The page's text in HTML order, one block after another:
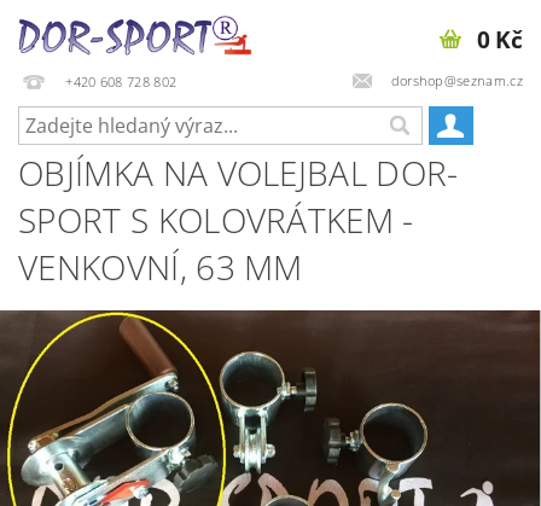
+420 608 728 802 dorshop@seznam.cz
0 Kč
OBJÍMKA NA VOLEJBAL DOR-
SPORT S KOLOVRÁTKEM -
VENKOVNÍ, 63 MM